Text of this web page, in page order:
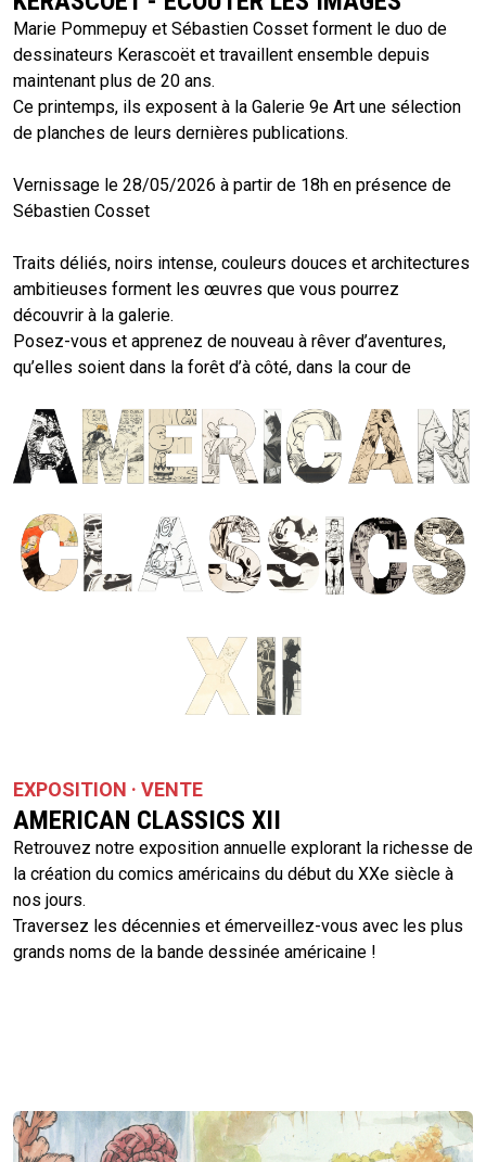
Marie Pommepuy et Sébastien Cosset forment le duo de
dessinateurs Kerascoët et travaillent ensemble depuis
maintenant plus de 20 ans.
Ce printemps, ils exposent à la Galerie 9e Art une sélection
de planches de leurs dernières publications.
Vernissage le 28/05/2026 à partir de 18h en présence de
Sébastien Cosset
Traits déliés, noirs intense, couleurs douces et architectures
ambitieuses forment les œuvres que vous pourrez
découvrir à la galerie.
Posez-vous et apprenez de nouveau à rêver d’aventures,
qu’elles soient dans la forêt d’à côté, dans la cour de
EXPOSITION · VENTE
AMERICAN CLASSICS XII
Retrouvez notre exposition annuelle explorant la richesse de
la création du comics américains du début du XXe siècle à
nos jours.
Traversez les décennies et émerveillez-vous avec les plus
grands noms de la bande dessinée américaine !